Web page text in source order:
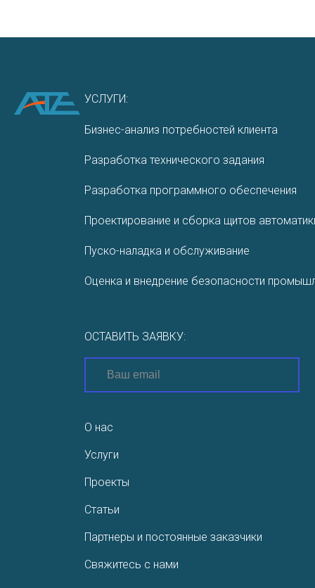
УСЛУГИ:
Бизнес-анализ потребностей клиента
Разработка технического задания
Разработ­ка програм­много обеспе­чения
Проектирование и сборка щитов
Пуско-наладка и обслуживание
Оценка и внедрение безопасности
ОСТАВИТЬ ЗАЯВКУ:
О нас
Услуги
Проекты
Статьи
Партнеры и постоянные заказчики
Свяжитесь с нами